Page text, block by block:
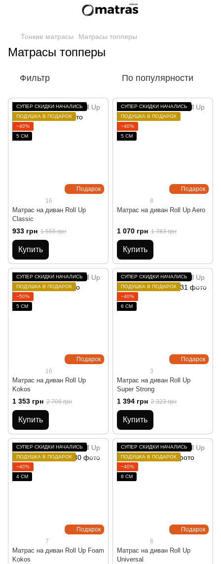
Тонкие матрасы Матрасы топперы
Матрасы топперы
Фильтр По популярности
Подарок
СУПЕР СКИДКИ НАЧАЛИСЬ
ПОДУШКА В ПОДАРОК
−40%
5 СМ
16
Матрас на диван Roll Up
Classic
933 грн 1 555 грн
Купить
Подарок
СУПЕР СКИДКИ НАЧАЛИСЬ
ПОДУШКА В ПОДАРОК
−40%
5 СМ
8
Матрас на диван Roll Up Aero
1 070 грн 1 783 грн
Купить
Подарок
СУПЕР СКИДКИ НАЧАЛИСЬ
ПОДУШКА В ПОДАРОК
−50%
5 СМ
16
Матрас на диван Roll Up
Kokos
1 353 грн 2 706 грн
Купить
Подарок
СУПЕР СКИДКИ НАЧАЛИСЬ
ПОДУШКА В ПОДАРОК
−40%
6 СМ
3
Матрас на диван Roll Up
Super Strong
1 394 грн 2 323 грн
Купить
Подарок
СУПЕР СКИДКИ НАЧАЛИСЬ
ПОДУШКА В ПОДАРОК
−40%
4 СМ
7
Матрас на диван Roll Up Foam
Kokos
Подарок
СУПЕР СКИДКИ НАЧАЛИСЬ
ПОДУШКА В ПОДАРОК
−40%
8 СМ
6
Матрас на диван Roll Up
Universal